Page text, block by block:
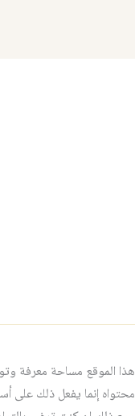
هذا الموقع مساحة معرفة
محتواه إنما يفعل ذلك على